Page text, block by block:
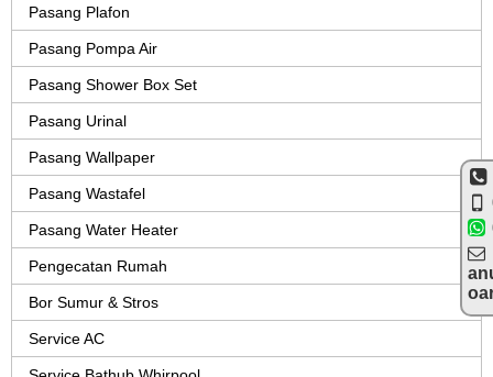
Pasang Plafon
Pasang Pompa Air
Pasang Shower Box Set
Pasang Urinal
Pasang Wallpaper
Pasang Wastafel
Pasang Water Heater
Pengecatan Rumah
Bor Sumur & Stros
Service AC